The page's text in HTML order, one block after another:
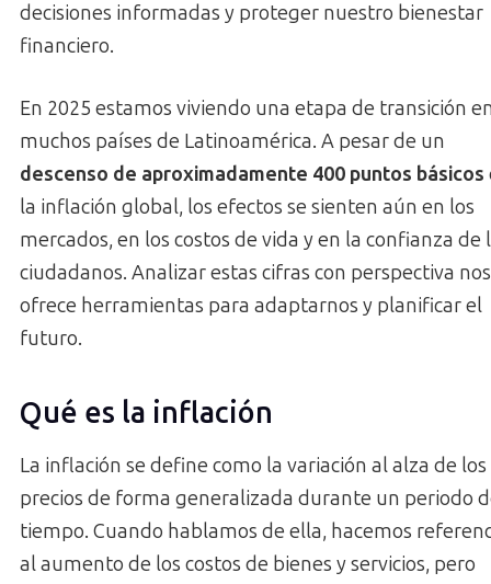
decisiones informadas y proteger nuestro bienestar
financiero.
En 2025 estamos viviendo una etapa de transición
muchos países de Latinoamérica. A pesar de un
descenso de aproximadamente 400 puntos básicos
la inflación global, los efectos se sienten aún en los
mercados, en los costos de vida y en la confianza de
ciudadanos. Analizar estas cifras con perspectiva nos
ofrece herramientas para adaptarnos y planificar el
futuro.
Qué es la inflación
La inflación se define como la variación al alza de los
precios de forma generalizada durante un periodo
tiempo. Cuando hablamos de ella, hacemos
al aumento de los costos de bienes y servicios, pero